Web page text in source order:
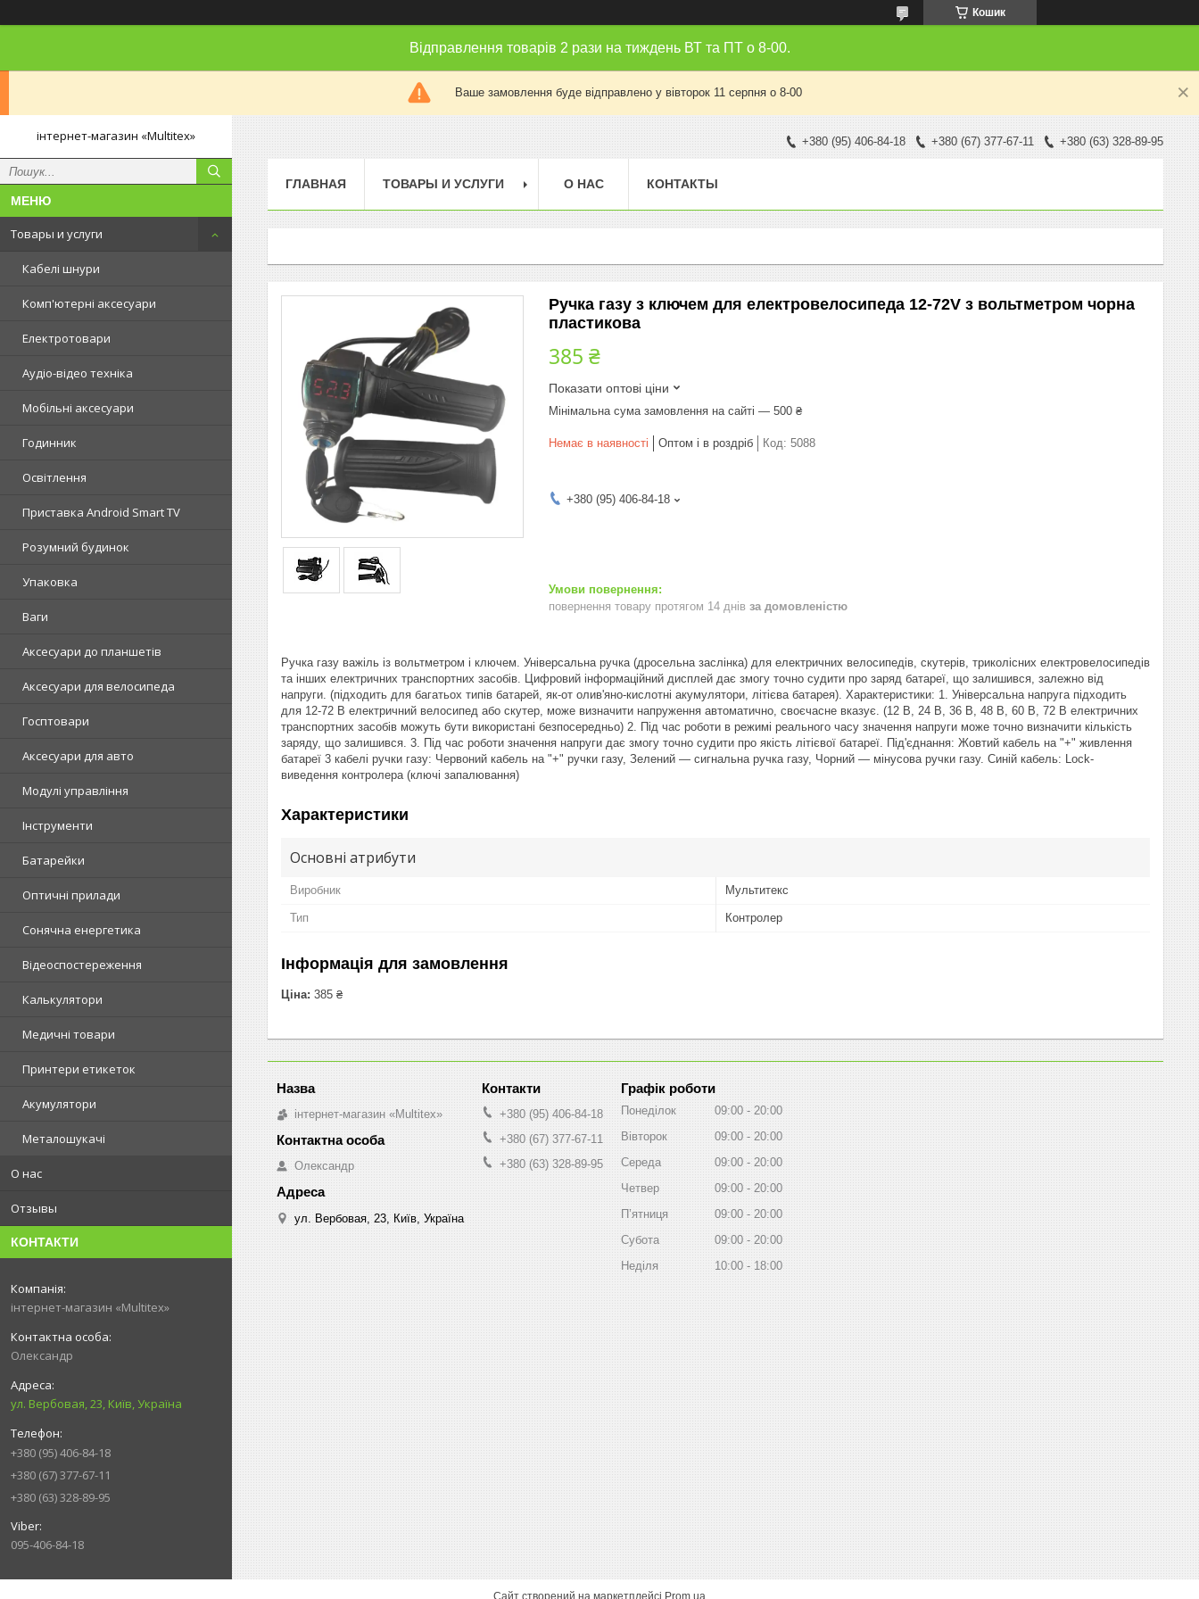
Кошик
Відправлення товарів 2 рази на тиждень ВТ та ПТ о 8-00.
Ваше замовлення буде відправлено у вівторок 11 серпня о 8-00
інтернет-магазин «Multitex»
Товары и услуги
Кабелі шнури
Комп'ютерні аксесуари
Електротовари
Аудіо-відео техніка
Мобільні аксесуари
Годинник
Освітлення
Приставка Android Smart TV
Розумний будинок
Упаковка
Ваги
Аксесуари до планшетів
Аксесуари для велосипеда
Госптовари
Аксесуари для авто
Модулі управління
Інструменти
Батарейки
Оптичні прилади
Сонячна енергетика
Відеоспостереження
Калькулятори
Медичні товари
Принтери етикеток
Акумулятори
Металошукачі
О нас
Отзывы
КОНТАКТИ
інтернет-магазин «Multitex»
Олександр
ул. Вербовая, 23, Київ, Україна
+380 (95) 406-84-18
+380 (67) 377-67-11
+380 (63) 328-89-95
095-406-84-18
+380 (95) 406-84-18 +380 (67) 377-67-11 +380 (63) 328-89-95
ГЛАВНАЯ ТОВАРЫ И УСЛУГИ О НАС КОНТАКТЫ
Ручка газу з ключем для електровелосипеда 12-72V з вольтметром чорна
пластикова
385 ₴
Показати оптові ціни
Мінімальна сума замовлення на сайті — 500 ₴
Немає в наявності Оптом і в роздріб Код: 5088
+380 (95) 406-84-18
повернення товару протягом 14 днів за домовленістю
Ручка газу важіль із вольтметром і ключем. Універсальна ручка (дросельна заслінка) для електричних велосипедів, скутерів, триколісних електровелосипедів
та інших електричних транспортних засобів. Цифровий інформаційний дисплей дає змогу точно судити про заряд батареї, що залишився, залежно від
напруги. (підходить для багатьох типів батарей, як-от олив'яно-кислотні акумулятори, літієва батарея). Характеристики: 1. Універсальна напруга підходить
для 12-72 В електричний велосипед або скутер, може визначити напруження автоматично, своєчасне вказує. (12 В, 24 В, 36 В, 48 В, 60 В, 72 В електричних
транспортних засобів можуть бути використані безпосередньо) 2. Під час роботи в режимі реального часу значення напруги може точно визначити кількість
заряду, що залишився. 3. Під час роботи значення напруги дає змогу точно судити про якість літієвої батареї. Під'єднання: Жовтий кабель на "+" живлення
батареї 3 кабелі ручки газу: Червоний кабель на "+" ручки газу, Зелений — сигнальна ручка газу, Чорний — мінусова ручки газу. Синій кабель: Lock-
виведення контролера (ключі запалювання)
Характеристики
Основні атрибути
Виробник Мультитекс
Тип Контролер
Інформація для замовлення
Ціна: 385 ₴
інтернет-магазин «Multitex»
Олександр
ул. Вербовая, 23, Київ, Україна
+380 (95) 406-84-18
+380 (67) 377-67-11
+380 (63) 328-89-95
Графік роботи
Понеділок 09:00
20:00
Вівторок
09:00
20:00
Середа
09:00
20:00
Четвер
09:00
20:00
Пʼятниця
09:00
20:00
Субота
09:00
20:00
Неділя
10:00 18:00
Сайт створений на маркетплейсі Prom.ua